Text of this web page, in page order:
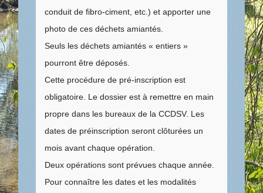
conduit de fibro-ciment, etc.) et apporter une
photo de ces déchets amiantés.
Seuls les déchets amiantés « entiers »
pourront être déposés.
Cette procédure de pré-inscription est
obligatoire. Le dossier est à remettre en main
propre dans les bureaux de la CCDSV. Les
dates de préinscription seront clôturées un
mois avant chaque opération.
Deux opérations sont prévues chaque année.
Pour connaître les dates et les modalités